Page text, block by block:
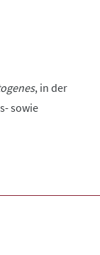
, in der
sowie